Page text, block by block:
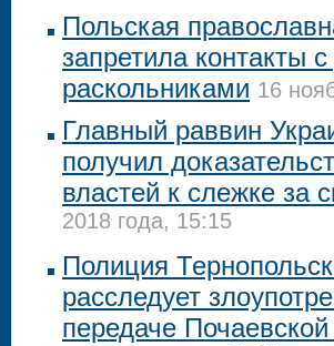
Польская
запретила контакты
раскольниками 16
Главный раввин
получил
властей к слежке за
2018 года, 15:15
Полиция
расследует
передаче